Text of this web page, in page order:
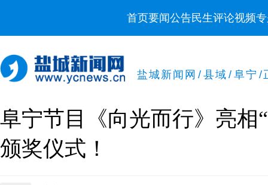
首页要闻公告民生评论视频
盐城新闻网 / 县域 / 阜宁 /
阜宁节目《向光而行》亮相
颁奖仪式！